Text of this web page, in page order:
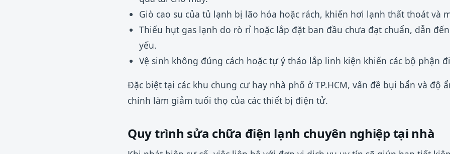
Giò cao su của tủ lạnh bị lão hóa hoặc rách, khiến hơi lạnh thất thoát và
Thiếu hụt gas lạnh do rò rỉ hoặc lắp đặt ban đầu chưa đạt chuẩn, dẫn
yếu.
Vệ sinh không đúng cách hoặc tự ý tháo lắp linh kiện khiến các bộ phận
Đặc biệt tại các khu chung cư hay nhà phố ở TP.HCM, vấn đề bụi bẩn và độ
chính làm giảm tuổi thọ của các thiết bị điện tử.
Quy trình sửa chữa điện lạnh chuyên nghiệp tại nhà